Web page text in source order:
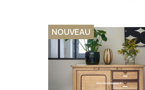
NOUVEAU